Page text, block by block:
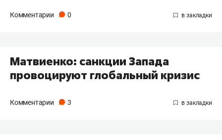
Комментарии 0
Матвиенко: санкции Запада
провоцируют глобальный кризис
Комментарии 3